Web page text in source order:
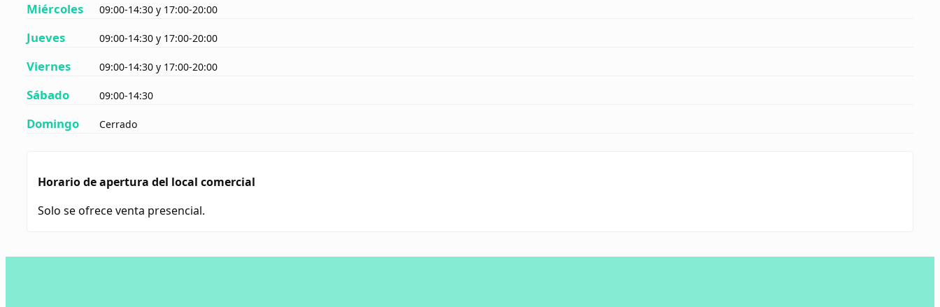
Miércoles 09:00-14:30 y 17:00-20:00
Jueves 09:00-14:30 y 17:00-20:00
Viernes 09:00-14:30 y 17:00-20:00
Sábado 09:00-14:30
Domingo Cerrado
Horario de apertura del local comercial
Solo se ofrece venta presencial.